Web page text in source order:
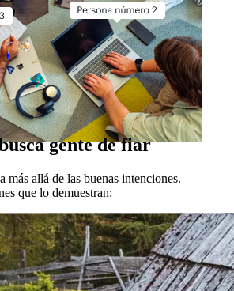
gente de fiar
más allá de las buenas intenciones.
que lo demuestran: